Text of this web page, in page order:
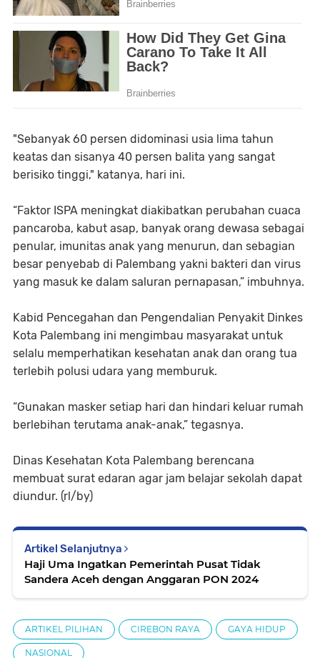
"Sebanyak 60 persen didominasi usia lima tahun
keatas dan sisanya 40 persen balita yang sangat
berisiko tinggi," katanya, hari ini.
“Faktor ISPA meningkat diakibatkan perubahan cuaca
pancaroba, kabut asap, banyak orang dewasa sebagai
penular, imunitas anak yang menurun, dan sebagian
besar penyebab di Palembang yakni bakteri dan virus
yang masuk ke dalam saluran pernapasan,” imbuhnya.
Kabid Pencegahan dan Pengendalian Penyakit Dinkes
Kota Palembang ini mengimbau masyarakat untuk
selalu memperhatikan kesehatan anak dan orang tua
terlebih polusi udara yang memburuk.
“Gunakan masker setiap hari dan hindari keluar rumah
berlebihan terutama anak-anak,” tegasnya.
Dinas Kesehatan Kota Palembang berencana
membuat surat edaran agar jam belajar sekolah dapat
diundur. (rl/by)
Artikel Selanjutnya
Haji Uma Ingatkan Pemerintah Pusat Tidak
Sandera Aceh dengan Anggaran PON 2024
ARTIKEL PILIHAN CIREBON RAYA GAYA HIDUP
NASIONAL